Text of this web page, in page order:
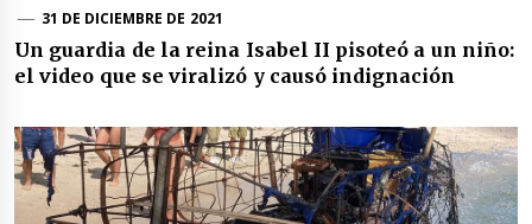
31 DE DICIEMBRE DE 2021
Un guardia de la reina Isabel II pisoteó a un niño:
el video que se viralizó y causó indignación